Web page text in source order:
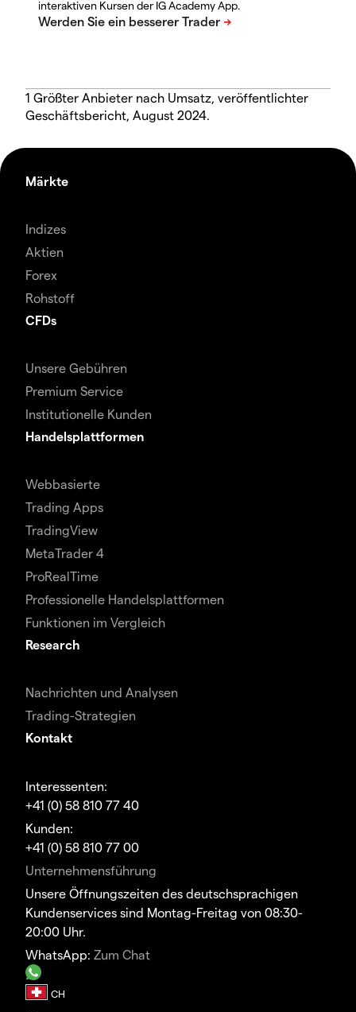
interaktiven Kursen der IG Academy App.
1 Größter Anbieter nach Umsatz, veröffentlichter
Geschäftsbericht, August 2024.
Märkte
Indizes
Aktien
Forex
Rohstoff
CFDs
Unsere Gebühren
Premium Service
Institutionelle Kunden
Handelsplattformen
Webbasierte
Trading Apps
TradingView
MetaTrader 4
ProRealTime
Professionelle Handelsplattformen
Funktionen im Vergleich
Research
Nachrichten und Analysen
Trading-Strategien
Kontakt
Interessenten:
+41 (0) 58 810 77 40
Kunden:
+41 (0) 58 810 77 00
Unternehmensführung
Unsere Öffnungszeiten des deutschsprachigen
Kundenservices sind Montag-Freitag von 08:30-
20:00 Uhr.
WhatsApp: Zum Chat